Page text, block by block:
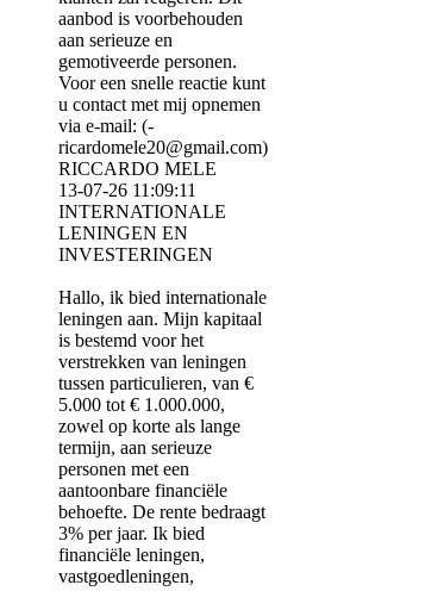
aanbod is voorbehouden
aan serieuze en
gemotiveerde personen.
Voor een snelle reactie kunt
u contact met mij opnemen
via e-mail: (­
ricardomele20@­gmail.­com)­
RICCARDO MELE
13-07-26 11:09:11
INTERNATIONALE
LENINGEN EN
INVESTERINGEN
Hallo, ik bied internationale
leningen aan. Mijn kapitaal
is bestemd voor het
verstrekken van leningen
tussen particulieren, van €
5.000 tot € 1.000.000,
zowel op korte als lange
termijn, aan serieuze
personen met een
aantoonbare financiële
behoefte. De rente bedraagt ​​
3% per jaar. Ik bied
financiële leningen,
vastgoedleningen,